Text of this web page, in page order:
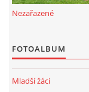
Nezařazené
FOTOALBUM
Mladší žáci